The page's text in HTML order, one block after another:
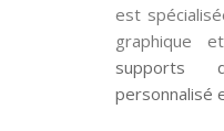
est
graphique
supports
personnalisé